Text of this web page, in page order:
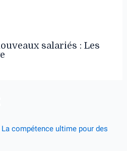
salariés : Les
compétence ultime pour des